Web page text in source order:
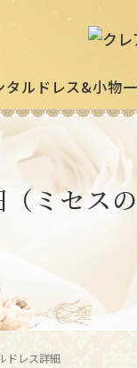
タルドレス&小物
フォーマルドレス
(40～50代の方向け)
プリンセスドレス
(95〜130サイズ)
（ミセス
ドレス詳細